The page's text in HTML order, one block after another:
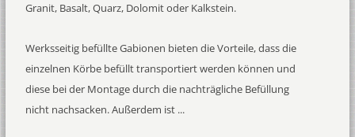
Granit, Basalt, Quarz, Dolomit oder Kalkstein.
Werksseitig befüllte Gabionen bieten die Vorteile, dass die
einzelnen Körbe befüllt transportiert werden können und
diese bei der Montage durch die nachträgliche Befüllung
nicht nachsacken. Außerdem ist ...